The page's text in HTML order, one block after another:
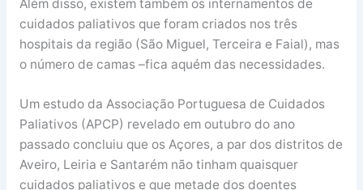
Além disso, existem também os internamentos de
cuidados paliativos que foram criados nos três
hospitais da região (São Miguel, Terceira e Faial), mas
o número de camas –fica aquém das necessidades.
Um estudo da Associação Portuguesa de Cuidados
Paliativos (APCP) revelado em outubro do ano
passado concluiu que os Açores, a par dos distritos de
Aveiro, Leiria e Santarém não tinham quaisquer
cuidados paliativos e que metade dos doentes